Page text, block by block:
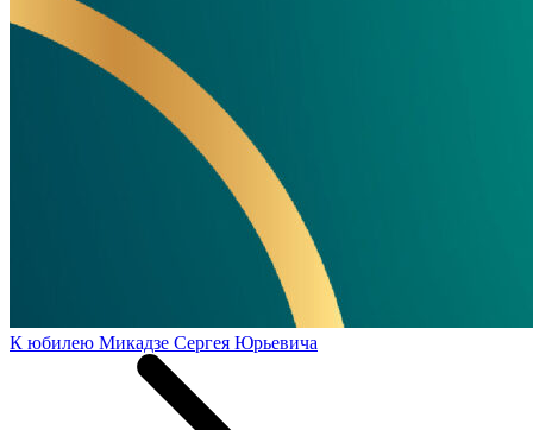
К юбилею Микадзе Сергея Юрьевича